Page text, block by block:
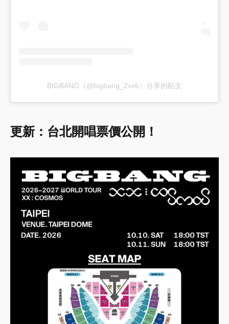
BIGBANG（@bigbang_2xx6）分享的貼文
更新：台北開唱票價公開！